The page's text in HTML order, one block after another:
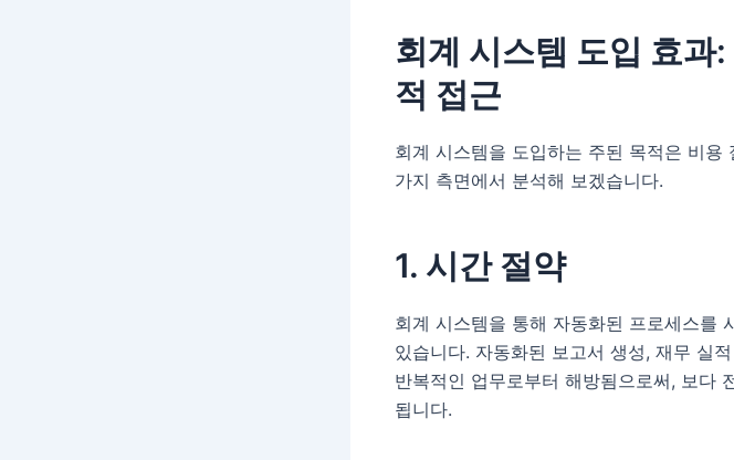
회계 시스템 도입 효과
적 접근
회계 시스템을 도입하는 주된 목적은 비용
가지 측면에서 분석해 보겠습니다.
1. 시간 절약
회계 시스템을 통해 자동화된 프로세스를
있습니다. 자동화된 보고서 생성, 재무 실
반복적인 업무로부터 해방됨으로써, 보다
됩니다.